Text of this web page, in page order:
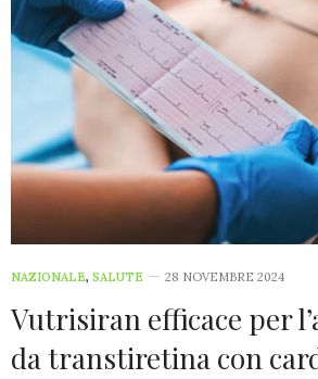
NAZIONALE, SALUTE 28 NOVEMBRE 2024
Vutrisiran efficace per
da transtiretina con